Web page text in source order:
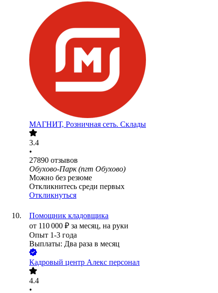
МАГНИТ, Розничная сеть. Склады
3.4
•
27890 отзывов
Обухово-Парк (пгт Обухово)
Можно без резюме
Откликнитесь среди первых
Откликнуться
Помощник кладовщика
от 110 000 ₽ за месяц, на руки
Опыт 1-3 года
Выплаты: Два раза в месяц
Кадровый центр Алекс персонал
4.4
•